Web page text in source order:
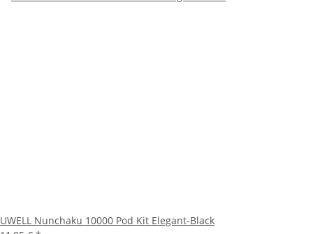
UWELL Nunchaku 10000 Pod Kit Elegant-Black